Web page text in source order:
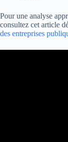
Pour une analyse
consultez cet article
des entreprises